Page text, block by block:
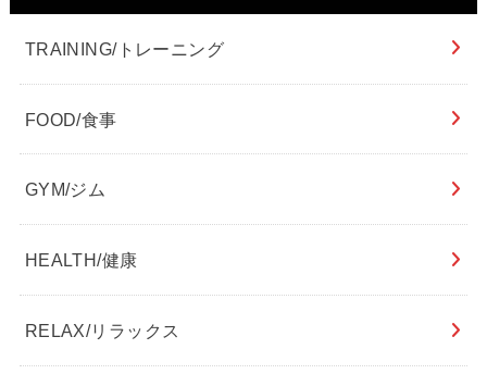
TRAINING/トレーニング
FOOD/食事
GYM/ジム
HEALTH/健康
RELAX/リラックス